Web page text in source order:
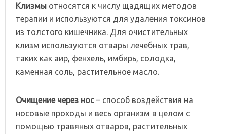
Клизмы относятся к числу щадящих методов
терапии и используются для удаления токсинов
из толстого кишечника. Для очистительных
клизм используются отвары лечебных трав,
таких как аир, фенхель, имбирь, солодка,
каменная соль, растительное масло.
Очищение через нос – способ воздействия на
носовые проходы и весь организм в целом с
помощью травяных отваров, растительных